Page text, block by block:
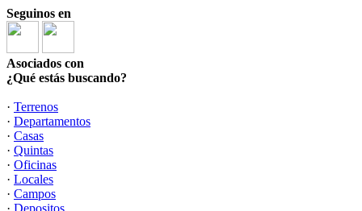
Seguinos en
Asociados con
¿Qué estás buscando?
· Terrenos
· Departamentos
· Casas
· Quintas
· Oficinas
· Locales
· Campos